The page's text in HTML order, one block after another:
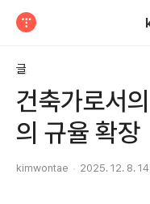
글
건축가로서
의 규율 확장
kimwontae 2025. 12. 8.